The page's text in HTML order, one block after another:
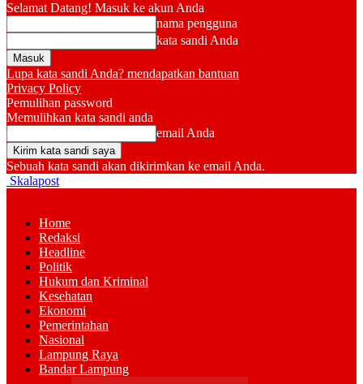
Selamat Datang! Masuk ke akun Anda
nama pengguna
kata sandi Anda
Lupa kata sandi Anda? mendapatkan bantuan
Privacy Policy
Pemulihan password
Memulihkan kata sandi anda
email Anda
Sebuah kata sandi akan dikirimkan ke email Anda.
Skalapost
Home
Redaksi
Headline
Politik
Hukum dan Kriminal
Kesehatan
Ekonomi
Pemerintahan
Nasional
Lampung Raya
Bandar Lampung